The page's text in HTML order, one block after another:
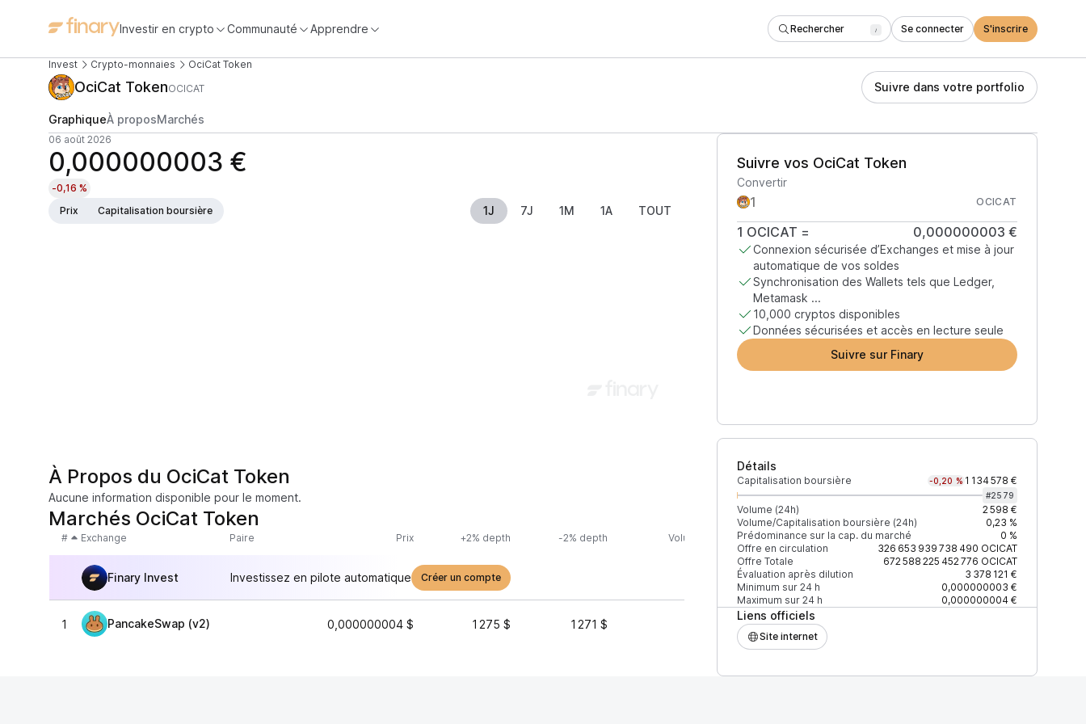
Investir en crypto Communauté Apprendre Rechercher / Se connecter S'inscrire
Invest Crypto-monnaies OciCat Token
OciCat TokenOCICAT Suivre dans votre portfolio
GraphiqueÀ proposMarchés
06 août 2026
0,000000003 €
-0,16 %
Prix
Capitalisation boursière 1J 7J 1M 1A TOUT
Suivre vos OciCat Token
Convertir
OCICAT
1 OCICAT = 0,000000003 €
Connexion sécurisée d’Exchanges et mise à jour
automatique de vos soldes
Synchronisation des Wallets tels que Ledger,
Metamask ...
10,000 cryptos disponibles
Données sécurisées et accès en lecture seule
Suivre sur Finary
Détails
Capitalisation boursière -0,20 % 1 134 578 €
#2579
Volume (24h)
2 598 €
Volume/Capitalisation boursière (24h)
0,23 %
Prédominance sur la cap. du marché
0 %
Offre en circulation
326 653 939 738 490 OCICAT
Offre Totale
672 588 225 452 776 OCICAT
Évaluation après dilution
3 378 121 €
Minimum sur 24 h
0,000000003 €
Maximum sur 24 h
0,000000004 €
Liens officiels
Site internet
À Propos du OciCat Token
Aucune information disponible pour le moment.
Marchés OciCat Token
# Exchange Paire Prix +2% depth -2% depth Volume (24h) % du volume Confiance Mis à jour
Finary Invest Investissez en pilote automatique Créer un compte
1 PancakeSwap (v2) 0,000000004 $ 1 275 $ 1 271 $ 100 %